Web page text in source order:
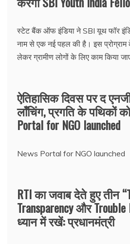
स्टेट बैंक ऑफ इंडिया ने SBI यूथ फॉर
नाम से एक नई पहल की है। इस
लेकर ग्रामीण लोगों के लिए काम किया
ऐतिहासिक दिवस पर द
लॉंचिंग, प्रगति के पथिकों
Portal for NGO launched
News Portal for NGO launched
RTI का जवाब देते हुए तीन
Transparency और
ध्यान में रखें: प्रधानमंत्री